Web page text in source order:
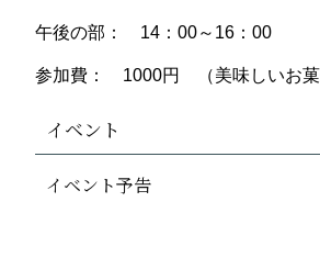
午後の部： 14：00～16：00
参加費： 1000円 （美味しいお菓
イベント
イベント予告